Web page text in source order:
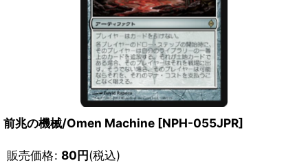
前兆の機械/Omen Machine [NPH-055JPR]
販売価格: 80円(税込)